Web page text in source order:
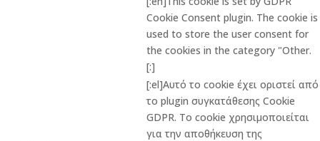
Cookie Consent plugin. The cookie is
used to store the user consent for
the cookies in the category "Other.
[:]
[:el]Αυτό το cookie έχει οριστεί από
το plugin συγκατάθεσης Cookie
GDPR. Το cookie χρησιμοποιείται
για την αποθήκευση της